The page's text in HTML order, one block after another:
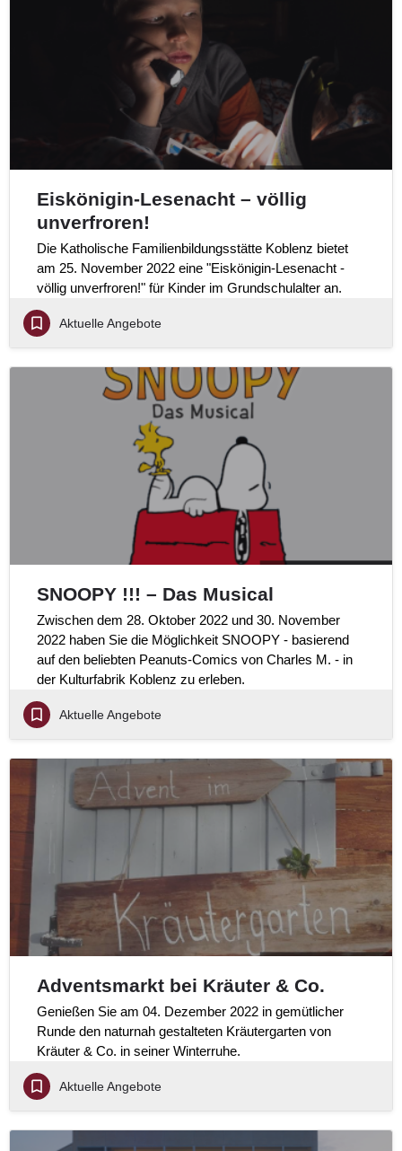
Eiskönigin-Lesenacht – völlig
unverfroren!
Die Katholische Familienbildungsstätte Koblenz bietet
am 25. November 2022 eine "Eiskönigin-Lesenacht -
völlig unverfroren!" für Kinder im Grundschulalter an.
Aktuelle Angebote
SNOOPY !!! – Das Musical
Zwischen dem 28. Oktober 2022 und 30. November
2022 haben Sie die Möglichkeit SNOOPY - basierend
auf den beliebten Peanuts-Comics von Charles M. - in
der Kulturfabrik Koblenz zu erleben.
Aktuelle Angebote
Adventsmarkt bei Kräuter & Co.
Genießen Sie am 04. Dezember 2022 in gemütlicher
Runde den naturnah gestalteten Kräutergarten von
Kräuter & Co. in seiner Winterruhe.
Aktuelle Angebote